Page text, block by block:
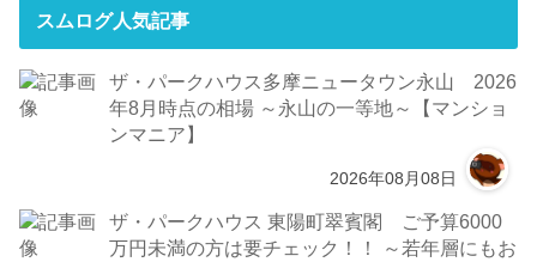
スムログ人気記事
ザ・パークハウス多摩ニュータウン永山 2026
年8月時点の相場 ～永山の一等地～【マンショ
ンマニア】
2026年08月08日
ザ・パークハウス 東陽町翠賓閣 ご予算6000
万円未満の方は要チェック！！ ～若年層にもお